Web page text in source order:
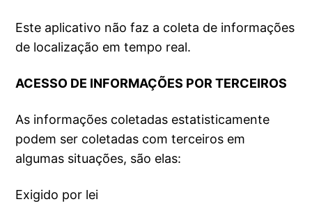
Este aplicativo não faz a coleta de informações
de localização em tempo real.
ACESSO DE INFORMAÇÕES POR TERCEIROS
As informações coletadas estatisticamente
podem ser coletadas com terceiros em
algumas situações, são elas:
Exigido por lei